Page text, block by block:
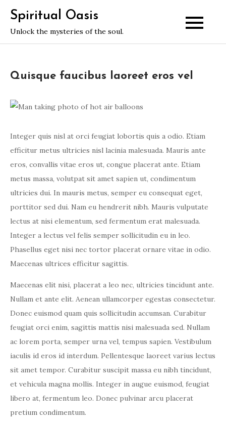
content
Spiritual Oasis
Unlock the mysteries of the soul.
Quisque faucibus laoreet eros vel
Integer quis nisl at orci feugiat lobortis quis a odio. Etiam
efficitur metus ultricies nisl lacinia malesuada. Mauris ante
eros, convallis vitae eros ut, congue placerat ante. Etiam
metus massa, volutpat sit amet sapien ut, condimentum
ultricies dui. In mauris metus, semper eu consequat eget,
porttitor sed dui. Nam eu hendrerit nibh. Mauris vulputate
lectus at nisi elementum, sed fermentum erat malesuada.
Integer a lectus vel felis semper sollicitudin eu in leo.
Phasellus eget nisi nec tortor placerat ornare vitae in odio.
Maecenas ultrices efficitur sagittis.
Maecenas elit nisi, placerat a leo nec, ultricies tincidunt ante.
Nullam et ante elit. Aenean ullamcorper egestas consectetur.
Donec euismod quam quis sollicitudin accumsan. Curabitur
feugiat orci enim, sagittis mattis nisi malesuada sed. Nullam
ac lorem porta, semper urna vel, tempus sapien. Vestibulum
iaculis id eros id interdum. Pellentesque laoreet varius lectus
sit amet tempor. Curabitur suscipit massa eu nibh tincidunt,
et vehicula magna mollis. Integer in augue euismod, feugiat
libero at, fermentum leo. Donec pulvinar arcu placerat
pretium condimentum.